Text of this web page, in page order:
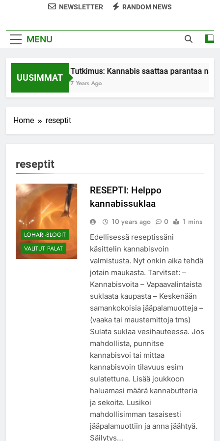
NEWSLETTER RANDOM NEWS
MENU
UUSIMMAT
Tutkimus: Kannabis saattaa parantaa
7 Years Ago
Home reseptit
reseptit
LOHARI-BLOGIT
VALITUT PALAT
RESEPTI: Helppo
kannabissuklaa
10 years ago 0 1 mins
Edellisessä reseptissäni
käsittelin kannabisvoin
valmistusta. Nyt onkin aika tehdä
jotain maukasta. Tarvitset: –
Kannabisvoita – Vapaavalintaista
suklaata kaupasta – Keskenään
samankokoisia jääpalamuotteja –
(vaaka tai maustemittoja tms)
Sulata suklaa vesihauteessa. Jos
mahdollista, punnitse
kannabisvoi tai mittaa
kannabisvoin tilavuus esim
sulatettuna. Lisää joukkoon
haluamasi määrä kannabutteria
ja sekoita. Lusikoi
mahdollisimman tasaisesti
jääpalamuottiin ja anna jäähtyä.
Säilytys…